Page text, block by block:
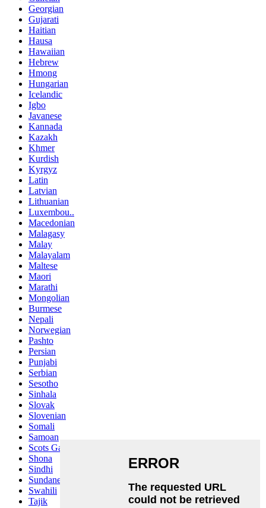
Georgian
Gujarati
Haitian
Hausa
Hawaiian
Hebrew
Hmong
Hungarian
Icelandic
Igbo
Javanese
Kannada
Kazakh
Khmer
Kurdish
Kyrgyz
Latin
Latvian
Lithuanian
Luxembou..
Macedonian
Malagasy
Malay
Malayalam
Maltese
Maori
Marathi
Mongolian
Burmese
Nepali
Norwegian
Pashto
Persian
Punjabi
Serbian
Sesotho
Sinhala
Slovak
Slovenian
Somali
Samoan
Scots Gaelic
Shona
Sindhi
Sundanese
Swahili
Tajik